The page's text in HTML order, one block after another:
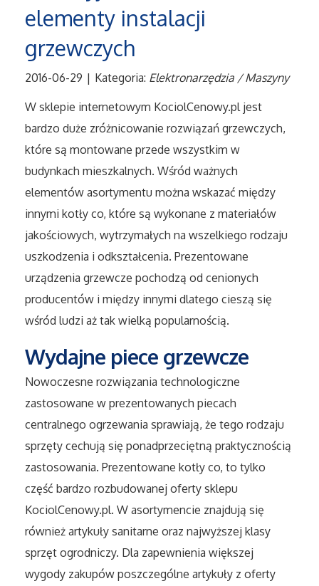
Sprzedaż Interntowa
Biżuteria
Meble
Wyposażenie Wnętrz
Wyposażenie Łazienki
Odzież
Sport
Elektronika, RTV, AGD
Art. Dla Zwierząt
Ogród, Rośliny
Chemia
Art. Spożywcze
Inne Sklepy
Elektronarzędzia
elementy instalacji
grzewczych
2016-06-29 | Kategoria: Elektronarzędzia / Maszyny
W sklepie internetowym KociolCenowy.pl jest
bardzo duże zróżnicowanie rozwiązań grzewczych,
które są montowane przede wszystkim w
budynkach mieszkalnych. Wśród ważnych
elementów asortymentu można wskazać między
innymi kotły co, które są wykonane z materiałów
jakościowych, wytrzymałych na wszelkiego rodzaju
uszkodzenia i odkształcenia. Prezentowane
urządzenia grzewcze pochodzą od cenionych
producentów i między innymi dlatego cieszą się
wśród ludzi aż tak wielką popularnością.
Wydajne piece grzewcze
Nowoczesne rozwiązania technologiczne
zastosowane w prezentowanych piecach
centralnego ogrzewania sprawiają, że tego rodzaju
sprzęty cechują się ponadprzeciętną praktycznością
zastosowania. Prezentowane kotły co, to tylko
część bardzo rozbudowanej oferty sklepu
KociolCenowy.pl. W asortymencie znajdują się
również artykuły sanitarne oraz najwyższej klasy
sprzęt ogrodniczy. Dla zapewnienia większej
wygody zakupów poszczególne artykuły z oferty